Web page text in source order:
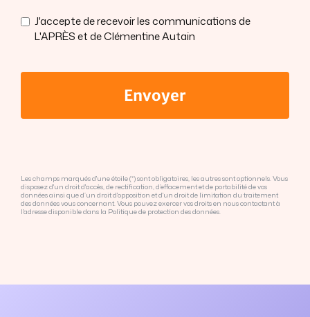
J'accepte de recevoir les communications de
L'APRÈS et de Clémentine Autain
Envoyer
Les champs marqués d'une étoile (*) sont obligatoires, les autres sont optionnels. Vous
disposez d'un droit d'accès, de rectification, d’effacement et de portabilité de vos
données ainsi que d’un droit d'opposition et d'un droit de limitation du traitement
des données vous concernant. Vous pouvez exercer vos droits en nous contactant à
l'adresse disponible dans la Politique de protection des données.